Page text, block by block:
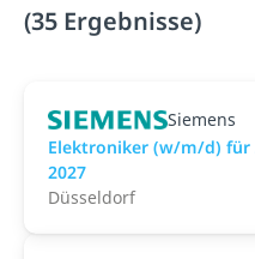
(35 Ergebnisse)
Siemens
Elektroniker (w/m/d)
2027
Düsseldorf